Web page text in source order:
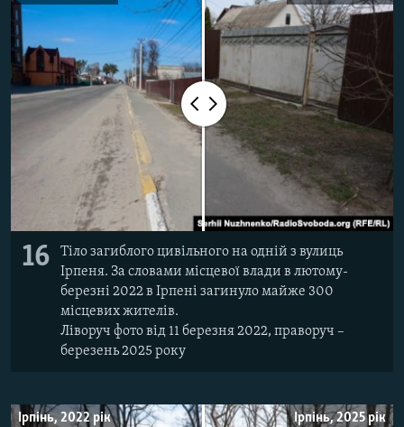
16
Тіло загиблого цивільного на одній з вулиць
Ірпеня. За словами місцевої влади в лютому-
березні 2022 в Ірпені загинуло майже 300
місцевих жителів.
Ліворуч фото від 11 березня 2022, праворуч –
березень 2025 року
Ірпінь, 2022 рік Ірпінь, 2025 рік